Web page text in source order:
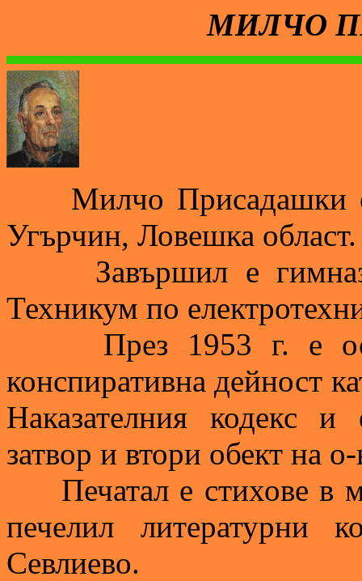
МИЛЧО
Милчо Присадашки е
Угърчин, Ловешка област.
Завършил е
Техникум по
През 1953 г. е
конспиративна дейност
Наказателния кодекс
затвор и втори обект на
Печатал е стихове в
печелил
Севлиево.